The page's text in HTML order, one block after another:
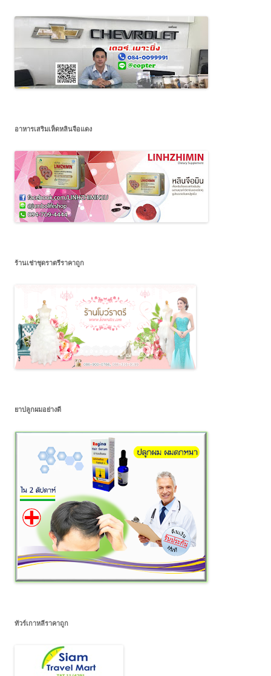
อาหารเสริมเห็ดหลินจือแดง
ร้านเช่าชุดราตรีราคาถูก
ยาปลูกผมอย่างดี
ทัวร์เกาหลีราคาถูก